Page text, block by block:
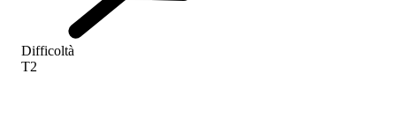
Difficoltà
T2